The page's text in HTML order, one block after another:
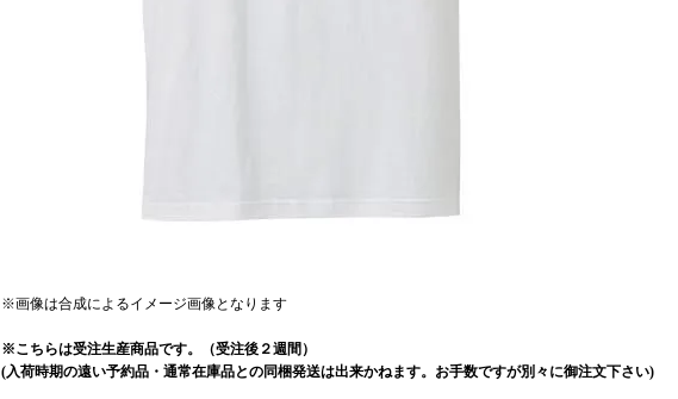
※画像は合成によるイメージ画像となります
※こちらは受注生産商品です。（受注後２週間）
(入荷時期の遠い予約品・通常在庫品との同梱発送は出来かねます。お手数ですが別々に御注文下さい)